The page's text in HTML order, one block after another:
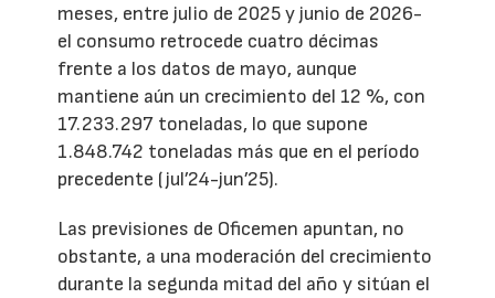
meses, entre julio de 2025 y junio de 2026-
el consumo retrocede cuatro décimas
frente a los datos de mayo, aunque
mantiene aún un crecimiento del 12 %, con
17.233.297 toneladas, lo que supone
1.848.742 toneladas más que en el período
precedente (jul’24-jun’25).
Las previsiones de Oficemen apuntan, no
obstante, a una moderación del crecimiento
durante la segunda mitad del año y sitúan el